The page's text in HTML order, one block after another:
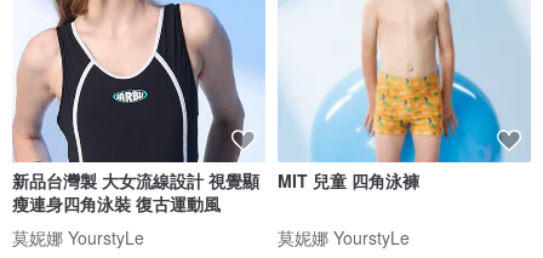
新品台灣製 大女流線設計 視覺顯
瘦連身四角泳裝 復古運動風
莫妮娜 YourstyLe
MIT 兒童 四角泳褲
莫妮娜 YourstyLe